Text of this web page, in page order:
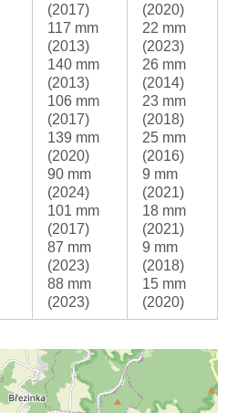
(2017)
117 mm
(2013)
140 mm
(2013)
106 mm
(2017)
139 mm
(2020)
90 mm
(2024)
101 mm
(2017)
87 mm
(2023)
88 mm
(2023)
(2020)
22 mm
(2023)
26 mm
(2014)
23 mm
(2018)
25 mm
(2016)
9 mm
(2021)
18 mm
(2021)
9 mm
(2018)
15 mm
(2020)